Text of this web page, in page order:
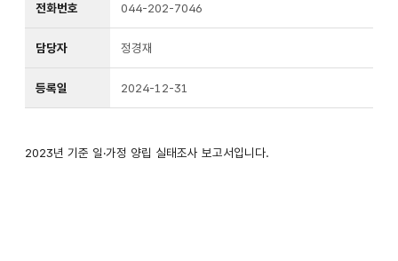
전화번호 044-202-7046
담당자 정경재
등록일 2024-12-31
2023년 기준 일·가정 양립 실태조사 보고서입니다.